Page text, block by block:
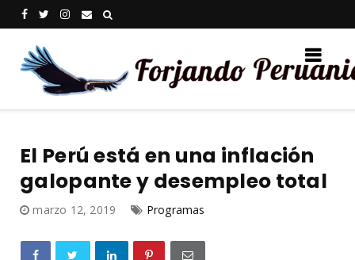
El Perú está en una inflación
galopante y desempleo total
marzo 12, 2019 Programas